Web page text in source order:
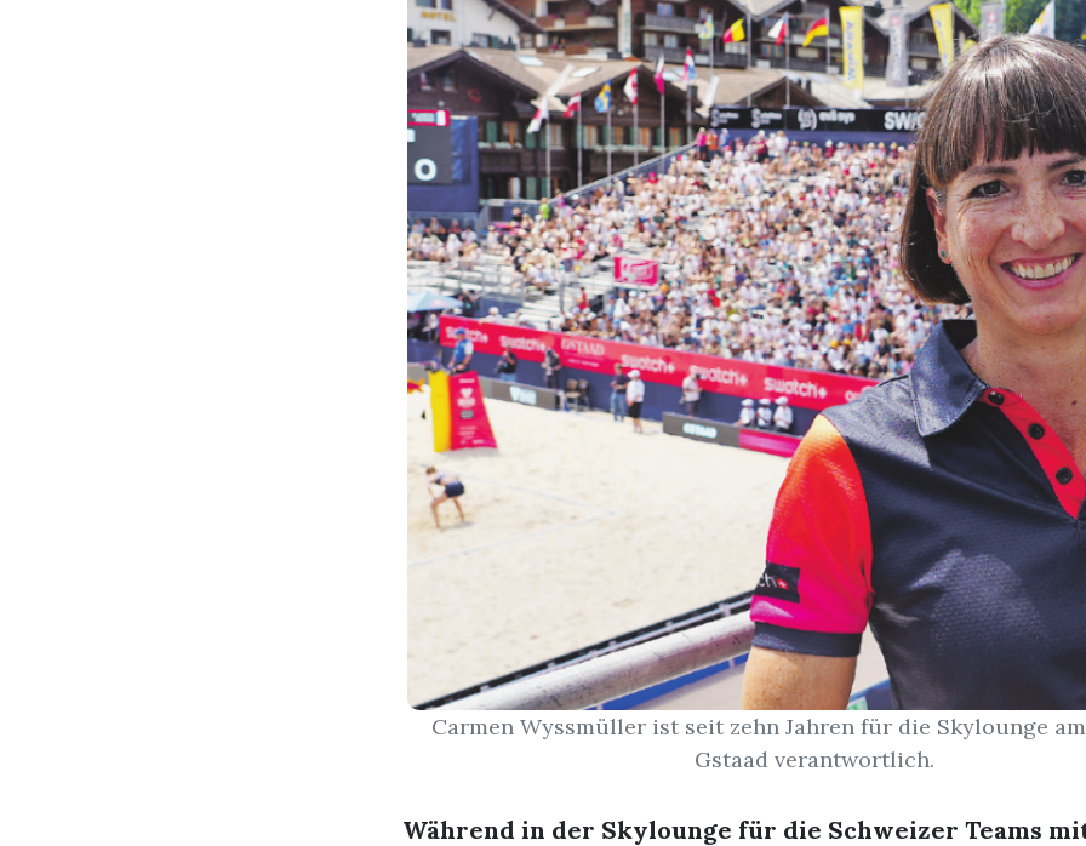
Carmen Wyssmüller ist seit zehn Jahren für die Skylounge
Gstaad verantwortlich.
Während in der Skylounge für die Schweizer Teams